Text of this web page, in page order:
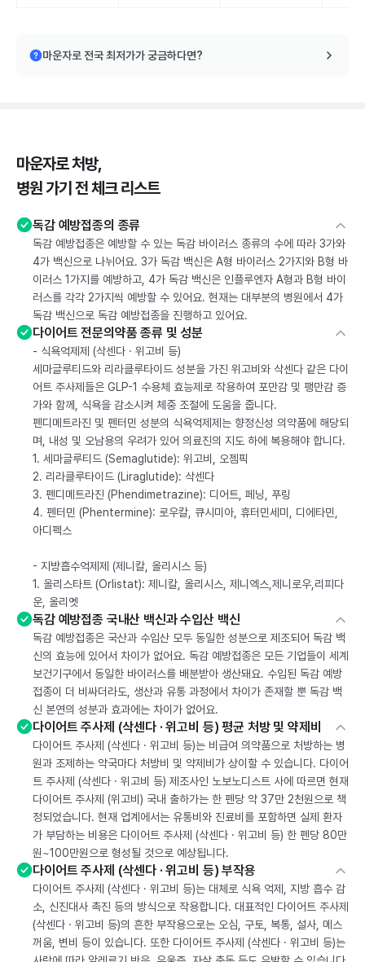
마운자로 전국 최저가가 궁금하다면?
마운자로 처방,
병원 가기 전 체크 리스트
독감 예방접종의 종류
독감 예방접종은 예방할 수 있는 독감 바이러스 종류의 수에 따라 3가와
4가 백신으로 나뉘어요. 3가 독감 백신은 A형 바이러스 2가지와 B형 바
이러스 1가지를 예방하고, 4가 독감 백신은 인플루엔자 A형과 B형 바이
러스를 각각 2가지씩 예방할 수 있어요. 현재는 대부분의 병원에서 4가
독감 백신으로 독감 예방접종을 진행하고 있어요.
다이어트 전문의약품 종류 및 성분
- 식욕억제제 (삭센다 · 위고비 등)
세마글루티드와 리라클루타이드 성분을 가진 위고비와 삭센다 같은 다이
어트 주사제들은 GLP-1 수용체 효능제로 작용하여 포만감 및 팽만감 증
가와 함께, 식욕을 감소시켜 체중 조절에 도움을 줍니다.
펜디메트라진 및 펜터민 성분의 식욕억제제는 향정신성 의약품에 해당되
며, 내성 및 오남용의 우려가 있어 의료진의 지도 하에 복용해야 합니다.
1. 세마글루티드 (Semaglutide): 위고비, 오젬픽
2. 리라클루타이드 (Liraglutide): 삭센다
3. 펜디메트라진 (Phendimetrazine): 디어트, 페닝, 푸링
4. 펜터민 (Phentermine): 로우칼, 큐시미아, 휴터민세미, 디에타민,
아디펙스
- 지방흡수억제제 (제니칼, 올리시스 등)
1. 올리스타트 (Orlistat): 제니칼, 올리시스, 제니엑스,제니로우,리피다
운, 올리엣
독감 예방접종 국내산 백신과 수입산 백신
독감 예방접종은 국산과 수입산 모두 동일한 성분으로 제조되어 독감 백
신의 효능에 있어서 차이가 없어요. 독감 예방접종은 모든 기업들이 세계
보건기구에서 동일한 바이러스를 배분받아 생산돼요. 수입된 독감 예방
접종이 더 비싸더라도, 생산과 유통 과정에서 차이가 존재할 뿐 독감 백
신 본연의 성분과 효과에는 차이가 없어요.
다이어트 주사제 (삭센다 · 위고비 등) 평균 처방 및 약제비
다이어트 주사제 (삭센다 · 위고비 등)는 비급여 의약품으로 처방하는 병
원과 조제하는 약국마다 처방비 및 약제비가 상이할 수 있습니다. 다이어
트 주사제 (삭센다 · 위고비 등) 제조사인 노보노디스트 사에 따르면 현재
다이어트 주사제 (위고비) 국내 출하가는 한 펜당 약 37만 2천원으로 책
정되었습니다. 현재 업계에서는 유통비와 진료비를 포함하면 실제 환자
가 부담하는 비용은 다이어트 주사제 (삭센다 · 위고비 등) 한 펜당 80만
원~100만원으로 형성될 것으로 예상됩니다.
다이어트 주사제 (삭센다 · 위고비 등) 부작용
다이어트 주사제 (삭센다 · 위고비 등)는 대체로 식욕 억제, 지방 흡수 감
소, 신진대사 촉진 등의 방식으로 작용합니다. 대표적인 다이어트 주사제
(삭센다 · 위고비 등)의 흔한 부작용으로는 오심, 구토, 복통, 설사, 메스
꺼움, 변비 등이 있습니다. 또한 다이어트 주사제 (삭센다 · 위고비 등)는